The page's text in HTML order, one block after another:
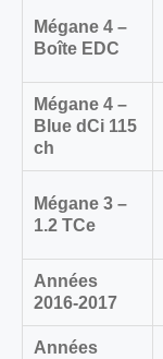
Mégane 4 –
Boîte EDC
Mégane 4 –
Blue dCi 115
ch
Mégane 3 –
1.2 TCe
Années
2016-2017
Années